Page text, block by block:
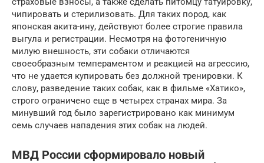
чипировать и стерилизовать. Для таких пород, как
японская акита-ину, действуют более строгие правила
выгула и регистрации. Несмотря на фотогеничную
милую внешность, эти собаки отличаются
своеобразным темпераментом и реакцией на агрессию,
что не удается купировать без должной тренировки. К
слову, разведение таких собак, как в фильме «Хатико»,
строго ограничено еще в четырех странах мира. За
минувший год было зарегистрировано как минимум
семь случаев нападения этих собак на людей.
МВД России сформировало новый